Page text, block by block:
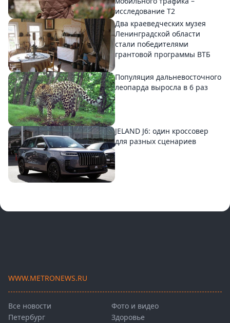
исследование T2
Два краеведческих музея
Ленинградской области
стали победителями
грантовой программы ВТБ
Популяция дальневосточного
леопарда выросла в 6 раз
JELAND J6: один кроссовер
для разных сценариев
WWW.METRONEWS.RU
Все новости
Петербург
Фото и видео
Здоровье